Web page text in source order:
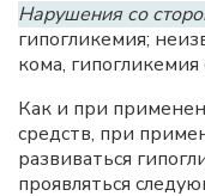
Нарушения со
гипогликемия;
кома,
Как и при
средств, при
развиваться
проявляться